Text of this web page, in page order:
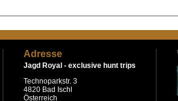
Adresse
Jagd Royal - exclusive hunt trips
Technoparkstr. 3
4820 Bad Ischl
Österreich